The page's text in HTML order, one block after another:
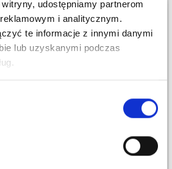
udostępniamy partnerom
i analitycznym.
te informacje z innymi danymi
lub uzyskanymi podczas